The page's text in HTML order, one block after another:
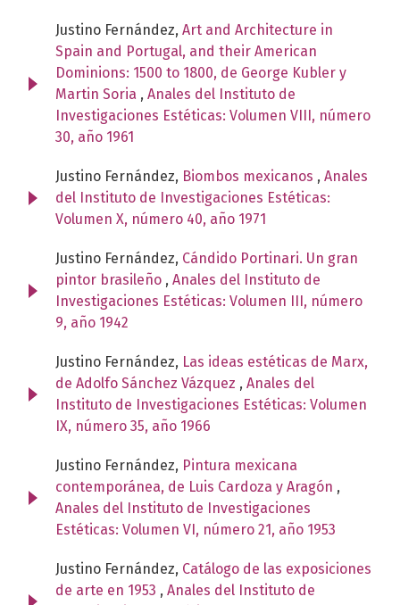
Justino Fernández, Art and Architecture in
Spain and Portugal, and their American
Dominions: 1500 to 1800, de George Kubler y
Martin Soria , Anales del Instituto de
Investigaciones Estéticas: Volumen VIII, número
30, año 1961
Justino Fernández, Biombos mexicanos , Anales
del Instituto de Investigaciones Estéticas:
Volumen X, número 40, año 1971
Justino Fernández, Cándido Portinari. Un gran
pintor brasileño , Anales del Instituto de
Investigaciones Estéticas: Volumen III, número
9, año 1942
Justino Fernández, Las ideas estéticas de Marx,
de Adolfo Sánchez Vázquez , Anales del
Instituto de Investigaciones Estéticas: Volumen
IX, número 35, año 1966
Justino Fernández, Pintura mexicana
contemporánea, de Luis Cardoza y Aragón ,
Anales del Instituto de Investigaciones
Estéticas: Volumen VI, número 21, año 1953
Justino Fernández, Catálogo de las exposiciones
de arte en 1953 , Anales del Instituto de